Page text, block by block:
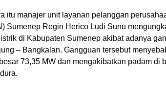
itu manajer unit layanan pelanggan
Sumenep Regin Herico Ludi Sunu
di Kabupaten Sumenep akibat adanya
– Bangkalan. Gangguan tersebut
73,35 MW dan mengakibatkan padam di